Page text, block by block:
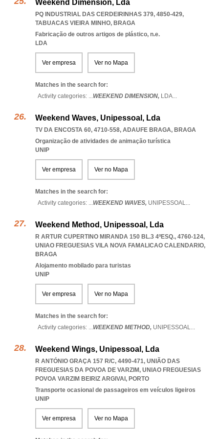
Weekend Dimension, Lda
PQ INDUSTRIAL DAS CERDEIRINHAS 379, 4850-429,
TABUACAS VIEIRA MINHO, BRAGA
Fabricação de outros artigos de plástico, n.e.
LDA
Ver empresa Ver no Mapa
Matches in the search for:
Activity categories: ...WEEKEND DIMENSION, LDA...
Weekend Waves, Unipessoal, Lda
TV DA ENCOSTA 60, 4710-558, ADAUFE BRAGA, BRAGA
Organização de atividades de animação turística
UNIP
Ver empresa Ver no Mapa
Matches in the search for:
Activity categories: ...WEEKEND WAVES, UNIPESSOAL...
Weekend Method, Unipessoal, Lda
R ARTUR CUPERTINO MIRANDA 150 BL.3 4ºESQ., 4760-124,
UNIAO FREGUESIAS VILA NOVA FAMALICAO CALENDARIO,
BRAGA
Alojamento mobilado para turistas
UNIP
Ver empresa Ver no Mapa
Matches in the search for:
Activity categories: ...WEEKEND METHOD, UNIPESSOAL...
Weekend Wings, Unipessoal, Lda
R ANTÓNIO GRAÇA 157 R/C, 4490-471, UNIÃO DAS
FREGUESIAS DA POVOA DE VARZIM, UNIAO FREGUESIAS
POVOA VARZIM BEIRIZ ARGIVAI , PORTO
Transporte ocasional de passageiros em veículos ligeiros
UNIP
Ver empresa Ver no Mapa